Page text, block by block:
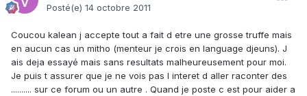
Posté(e) 14 octobre 2011
Coucou kalean j accepte tout a fait d etre une grosse truffe mais
en aucun cas un mitho (menteur je crois en language djeuns). J
ais deja essayé mais sans resultats malheureusement pour moi.
Je puis t assurer que je ne vois pas l interet d aller raconter des
.......... sur ce forum ou un autre . Quand je poste c est pour aider a